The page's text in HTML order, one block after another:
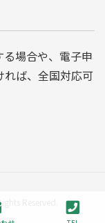
場合や、電子申
ば、全国対応可
Reserved.